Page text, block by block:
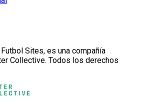
Sites, es una compañía
Collective. Todos los derechos